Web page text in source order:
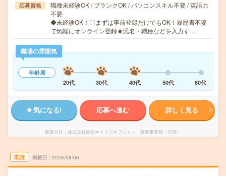
応募資格
職種未経験OK / ブランクOK / パソコンスキル不要 / 英語力
不要
◆未経験OK！〇まずは事前登録だけでもOK！履歴書不要
で気軽にオンライン登録★氏名・職種などを入力す…
職場の雰囲気
年齢層
20代
30代 40代 50代 60代
気になる! 応募へ進む 詳しく見る
派遣会社 株式会社綜合キャリアオプション 製造事業部（全国）
未読 掲載日 2026/08/06